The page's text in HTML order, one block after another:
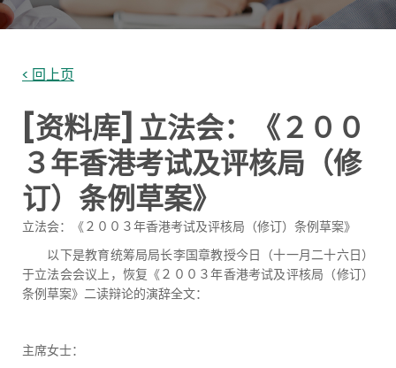
< 回上页
[资料库] 立法会：《２００
３年香港考试及评核局（修
订）条例草案》
立法会：《２００３年香港考试及评核局（修订）条例草案》
以下是教育统筹局局长李国章教授今日（十一月二十六日）
于立法会会议上，恢复《２００３年香港考试及评核局（修订）
条例草案》二读辩论的演辞全文：
主席女士：